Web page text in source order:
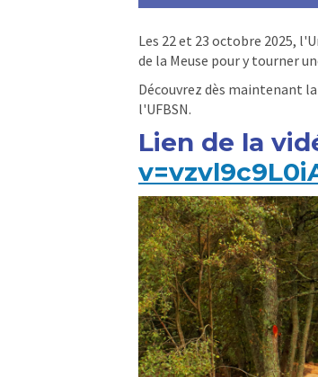
Les 22 et 23 octobre 2025,
de la Meuse pour y tourner
Découvrez dès maintenant
l'UFBSN.
Lien de la